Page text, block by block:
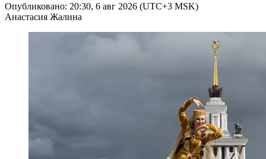
Опубликовано: 20:30, 6 авг 2026 (UTC+3 MSK)
Анастасия Жалина